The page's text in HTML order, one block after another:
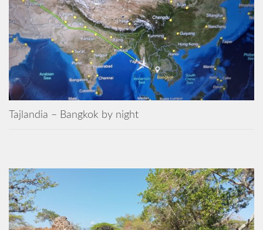
Tajlandia – Bangkok by night